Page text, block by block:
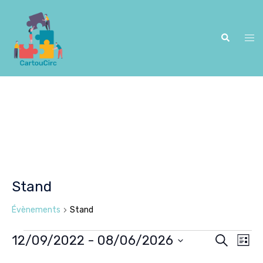
contenu
Stand
Évènements Stand
LISTE
12/09/2022 - 08/06/2026